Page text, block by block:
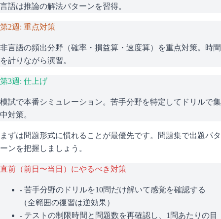
言語は推論の解法パターンを習得。
第2週: 重点対策
非言語の頻出分野（確率・損益算・速度算）を重点対策。時間
を計りながら演習。
第3週: 仕上げ
模試で本番シミュレーション。苦手分野を特定してドリルで集
中対策。
まずは問題形式に慣れることが最優先です。問題集で出題パタ
ーンを把握しましょう。
直前（前日〜当日）にやるべき対策
- 苦手分野のドリルを10問だけ解いて感覚を確認する
（全範囲の復習は逆効果）
- テストの制限時間と問題数を再確認し、1問あたりの目